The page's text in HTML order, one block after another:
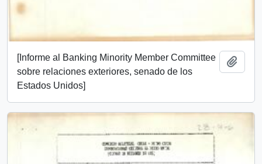
[Informe al Banking Minority Member Committee
sobre relaciones exteriores, senado de los
Estados Unidos]